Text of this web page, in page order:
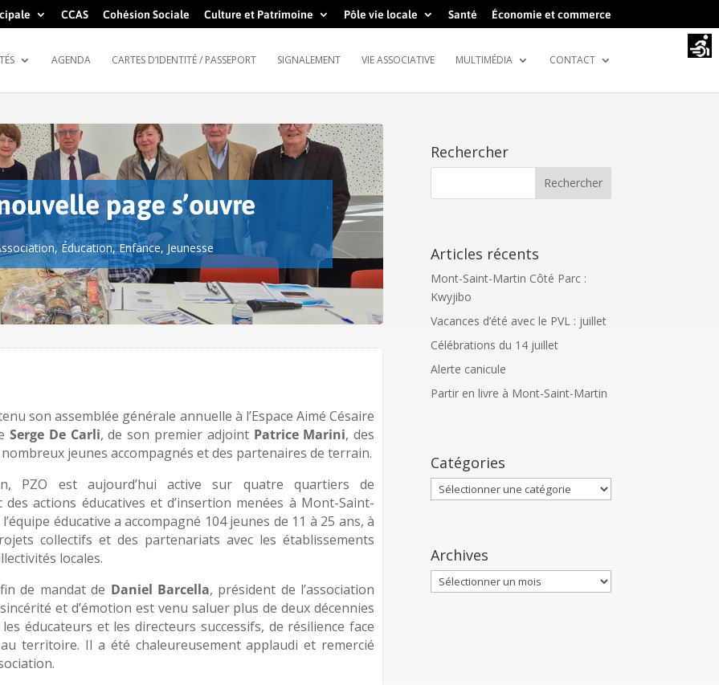
CCAS Cohésion Sociale Culture et Patrimoine Pôle vie locale Santé Économie et commerce
AGENDA CARTES D’IDENTITÉ / PASSEPORT SIGNALEMENT VIE ASSOCIATIVE MULTIMÉDIA CONTACT
page s’ouvre
,Éducation,Enfance, Jeunesse
son assemblée générale annuelle à l’Espace Aimé Césaire
Serge De Carli, de son premier adjoint Patrice Marini, des
jeunes accompagnés et des partenaires de terrain.
PZO est aujourd’hui active sur quatre quartiers de
actions éducatives et d’insertion menées à Mont-Saint-
éducative a accompagné 104 jeunes de 11 à 25 ans, à
collectifs et des partenariats avec les établissements
locales.
de mandat de Daniel Barcella, président de l’association
et d’émotion est venu saluer plus de deux décennies
éducateurs et les directeurs successifs, de résilience face
territoire. Il a été chaleureusement applaudi et remercié
Rechercher
Articles récents
Mont-Saint-Martin Côté Parc :
Kwyjibo
Vacances d’été avec le PVL : juillet
Célébrations du 14 juillet
Alerte canicule
Partir en livre à Mont-Saint-Martin
Catégories
Catégories
Archives
Archives